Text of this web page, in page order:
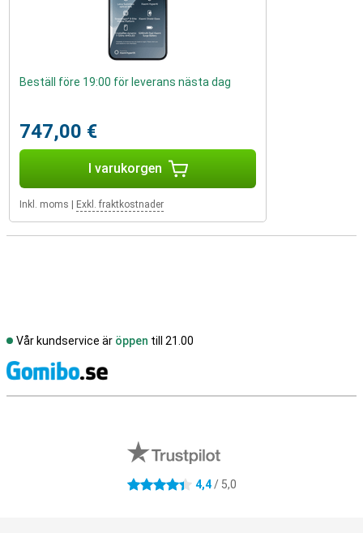
Beställ före 19:00 för leverans nästa dag
747,00 €
I varukorgen
Inkl. moms Exkl. fraktkostnader
Vår kundservice är öppen till 21.00
4.4 stjärnor 4,4/ 5,0